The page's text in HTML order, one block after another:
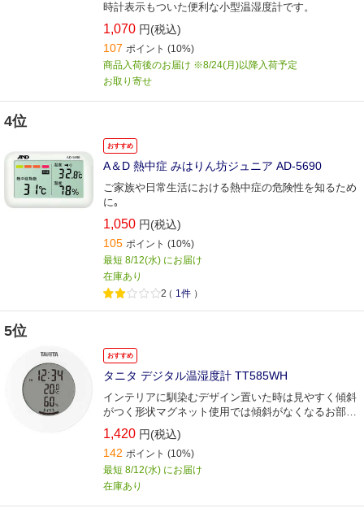
時計表示もついた便利な小型温湿度計です。
1,070 円(税込)
107 ポイント (10%)
商品入荷後のお届け ※8/24(月)以降入荷予定
お取り寄せ
4位
おすすめ
A＆D 熱中症 みはりん坊ジュニア AD-5690
ご家族や日常生活における熱中症の危険性を知るため
に｡
1,050 円(税込)
105 ポイント (10%)
最短 8/12(水) にお届け
在庫あり
2（ 1件 ）
5位
おすすめ
タニタ デジタル温湿度計 TT585WH
インテリアに馴染むデザイン置いた時は見やすく傾斜
がつく形状マグネット使用では傾斜がなくなるお部屋
に合わせて選べる5つのカラー展開
1,420 円(税込)
142 ポイント (10%)
最短 8/12(水) にお届け
在庫あり